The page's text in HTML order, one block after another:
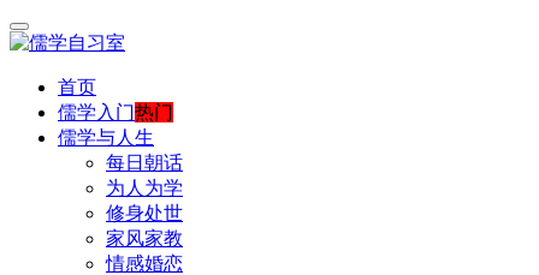
首页
儒学入门热门
儒学与人生
每日朝话
为人为学
修身处世
家风家教
情感婚恋